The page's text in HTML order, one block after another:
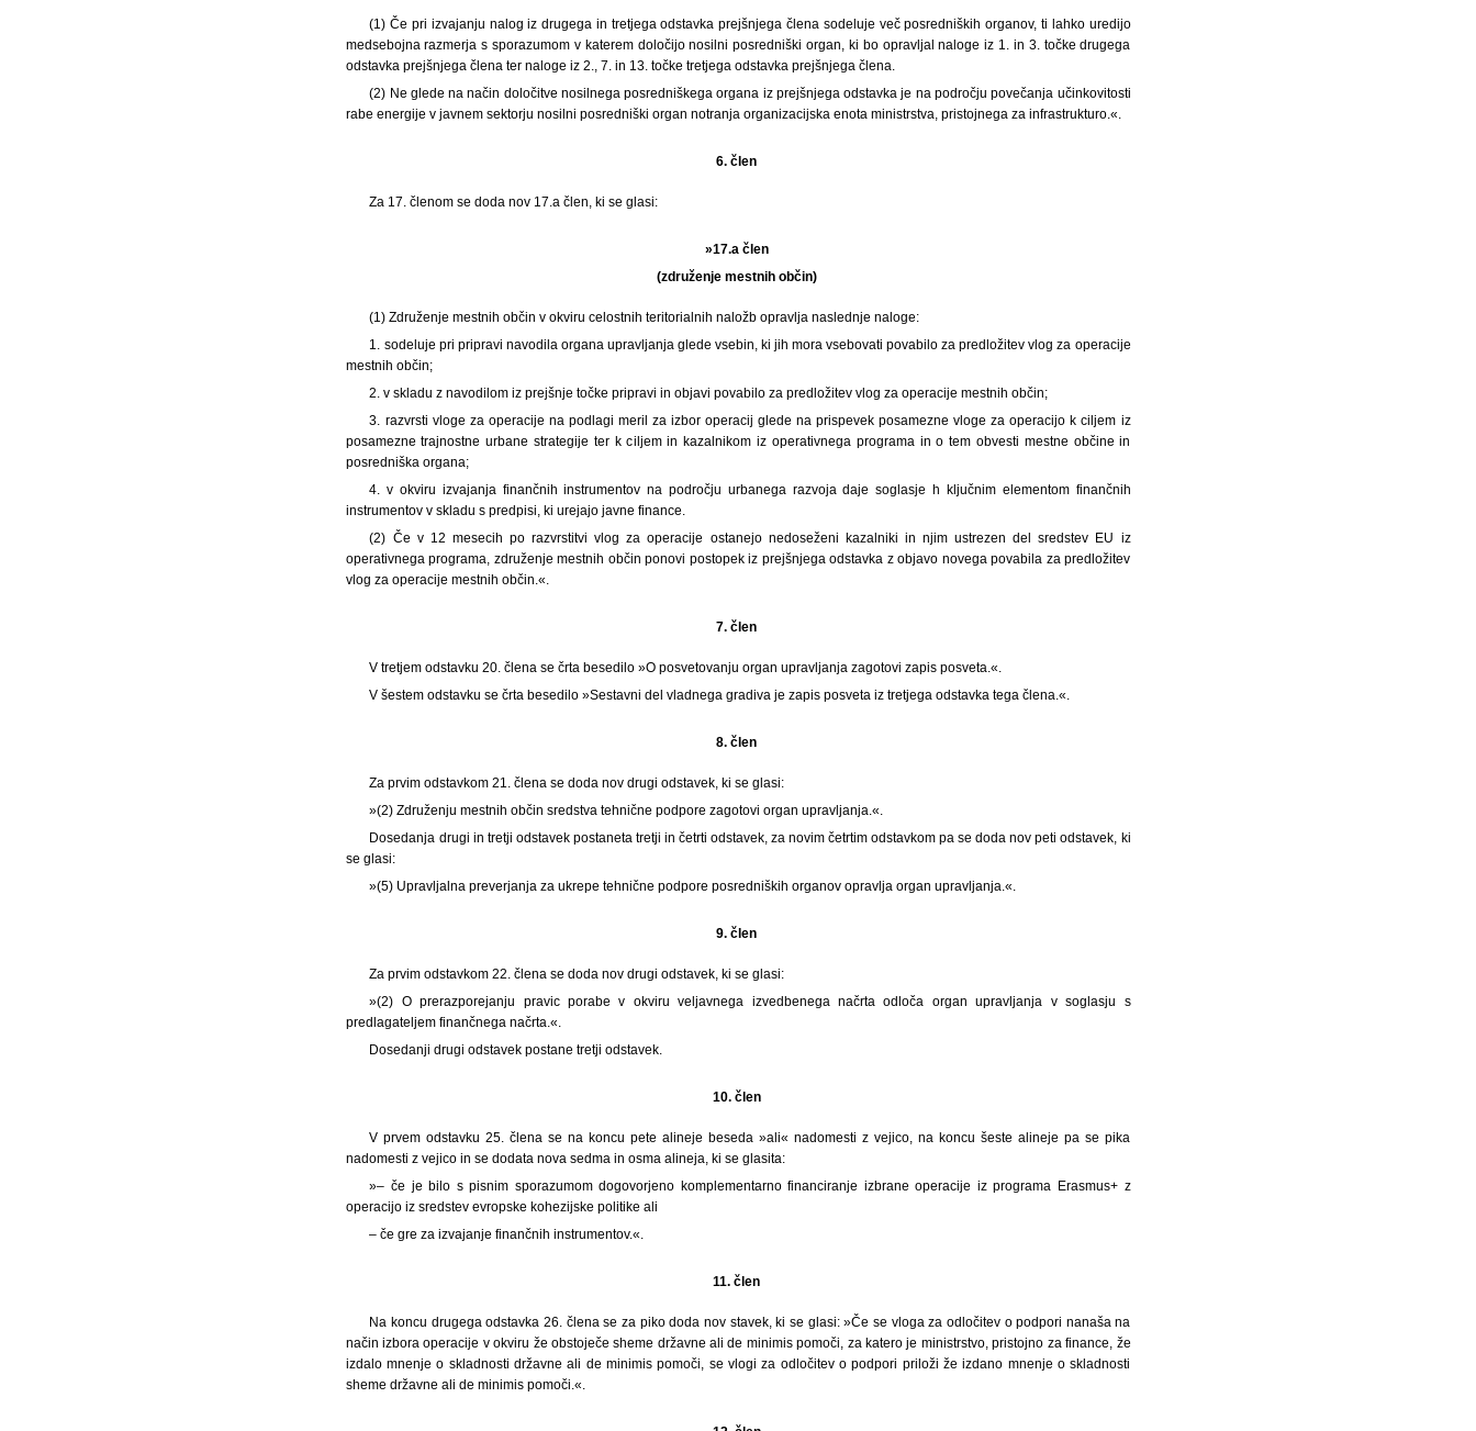
(1) Če pri izvajanju nalog iz drugega in tretjega odstavka prejšnjega člena sodeluje več posredniških organov, ti lahko uredijo
medsebojna razmerja s sporazumom v katerem določijo nosilni posredniški organ, ki bo opravljal naloge iz 1. in 3. točke drugega
odstavka prejšnjega člena ter naloge iz 2., 7. in 13. točke tretjega odstavka prejšnjega člena.
(2) Ne glede na način določitve nosilnega posredniškega organa iz prejšnjega odstavka je na področju povečanja učinkovitosti
rabe energije v javnem sektorju nosilni posredniški organ notranja organizacijska enota ministrstva, pristojnega za infrastrukturo.«.
6. člen
Za 17. členom se doda nov 17.a člen, ki se glasi:
»17.a člen
(združenje mestnih občin)
(1) Združenje mestnih občin v okviru celostnih teritorialnih naložb opravlja naslednje naloge:
1. sodeluje pri pripravi navodila organa upravljanja glede vsebin, ki jih mora vsebovati povabilo za predložitev vlog za operacije
mestnih občin;
2. v skladu z navodilom iz prejšnje točke pripravi in objavi povabilo za predložitev vlog za operacije mestnih občin;
3. razvrsti vloge za operacije na podlagi meril za izbor operacij glede na prispevek posamezne vloge za operacijo k ciljem iz
posamezne trajnostne urbane strategije ter k ciljem in kazalnikom iz operativnega programa in o tem obvesti mestne občine in
posredniška organa;
4. v okviru izvajanja finančnih instrumentov na področju urbanega razvoja daje soglasje h ključnim elementom finančnih
instrumentov v skladu s predpisi, ki urejajo javne finance.
(2) Če v 12 mesecih po razvrstitvi vlog za operacije ostanejo nedoseženi kazalniki in njim ustrezen del sredstev EU iz
operativnega programa, združenje mestnih občin ponovi postopek iz prejšnjega odstavka z objavo novega povabila za predložitev
vlog za operacije mestnih občin.«.
7. člen
V tretjem odstavku 20. člena se črta besedilo »O posvetovanju organ upravljanja zagotovi zapis posveta.«.
V šestem odstavku se črta besedilo »Sestavni del vladnega gradiva je zapis posveta iz tretjega odstavka tega člena.«.
8. člen
Za prvim odstavkom 21. člena se doda nov drugi odstavek, ki se glasi:
»(2) Združenju mestnih občin sredstva tehnične podpore zagotovi organ upravljanja.«.
Dosedanja drugi in tretji odstavek postaneta tretji in četrti odstavek, za novim četrtim odstavkom pa se doda nov peti odstavek, ki
se glasi:
»(5) Upravljalna preverjanja za ukrepe tehnične podpore posredniških organov opravlja organ upravljanja.«.
9. člen
Za prvim odstavkom 22. člena se doda nov drugi odstavek, ki se glasi:
»(2) O prerazporejanju pravic porabe v okviru veljavnega izvedbenega načrta odloča organ upravljanja v soglasju s
predlagateljem finančnega načrta.«.
Dosedanji drugi odstavek postane tretji odstavek.
10. člen
V prvem odstavku 25. člena se na koncu pete alineje beseda »ali« nadomesti z vejico, na koncu šeste alineje pa se pika
nadomesti z vejico in se dodata nova sedma in osma alineja, ki se glasita:
»– če je bilo s pisnim sporazumom dogovorjeno komplementarno financiranje izbrane operacije iz programa Erasmus+ z
operacijo iz sredstev evropske kohezijske politike ali
– če gre za izvajanje finančnih instrumentov.«.
11. člen
Na koncu drugega odstavka 26. člena se za piko doda nov stavek, ki se glasi: »Če se vloga za odločitev o podpori nanaša na
način izbora operacije v okviru že obstoječe sheme državne ali de minimis pomoči, za katero je ministrstvo, pristojno za finance, že
izdalo mnenje o skladnosti državne ali de minimis pomoči, se vlogi za odločitev o podpori priloži že izdano mnenje o skladnosti
sheme državne ali de minimis pomoči.«.